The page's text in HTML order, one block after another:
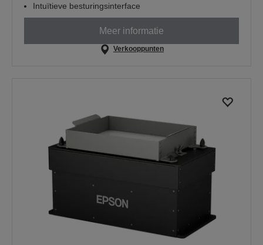
Intuïtieve besturingsinterface
Meer informatie
Verkooppunten